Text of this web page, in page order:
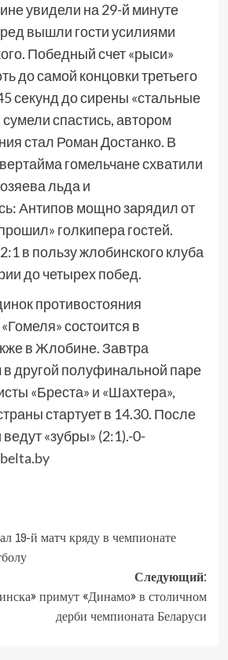
увидели на 29-й минуте
вышли гости усилиями
Победный счет «рыси»
до самой концовки третьего
секунд до сирены «стальные
сумели спастись, автором
стал Роман Достанко. В
гомельчане схватили
льда и
Антипов мощно зарядил от
голкипера гостей.
в пользу жлобинского клуба
до четырех побед.
противостояния
состоится в
в Жлобине. Завтра
другой полуфинальной паре
«Бреста» и «Шахтера»,
стартует в 14.30. После
ведут «зубры» (2:1).-0-
19-й матч кряду в чемпионате
Следующий:
примут «Динамо» в столичном
дерби чемпионата Беларуси